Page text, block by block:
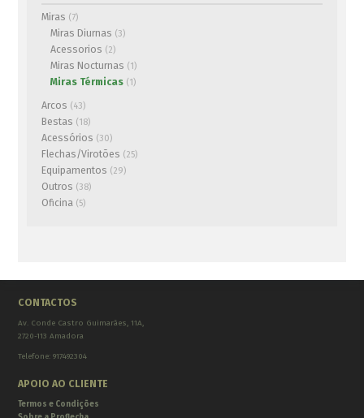
Miras (7)
Miras Diurnas (3)
Acessorios (2)
Miras Nocturnas (1)
Miras Térmicas (1)
Arcos (43)
Bestas (18)
Acessórios (30)
Flechas/Virotões (25)
Equipamentos (29)
Outros (38)
Oficina (5)
CONTACTOS
Av. Conde Castro Guimarães, 11A,
2720-113 Amadora
Telefone: 917492304
APOIO AO CLIENTE
Termos e Condições
€0.00 0 artigos